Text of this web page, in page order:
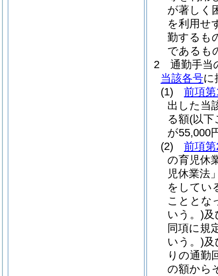
が著しく
を利用せ
勤するも
であるも
2
通勤手当
当該各号に
(1)
前項
出した当
る額(以下
が55,000
(2)
前項
の育児休
児休業法
をしてい
こととな
いう。)及
同項に規
いう。)及
りの通勤
の額から